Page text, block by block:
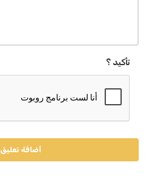
تأكيد ؟
أضافة تعليق